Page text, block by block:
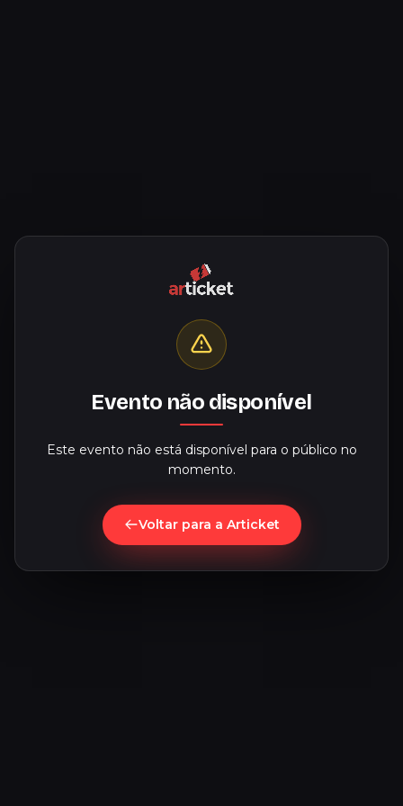
Evento não disponível
Este evento não está disponível para o público no
momento.
Voltar para a Articket